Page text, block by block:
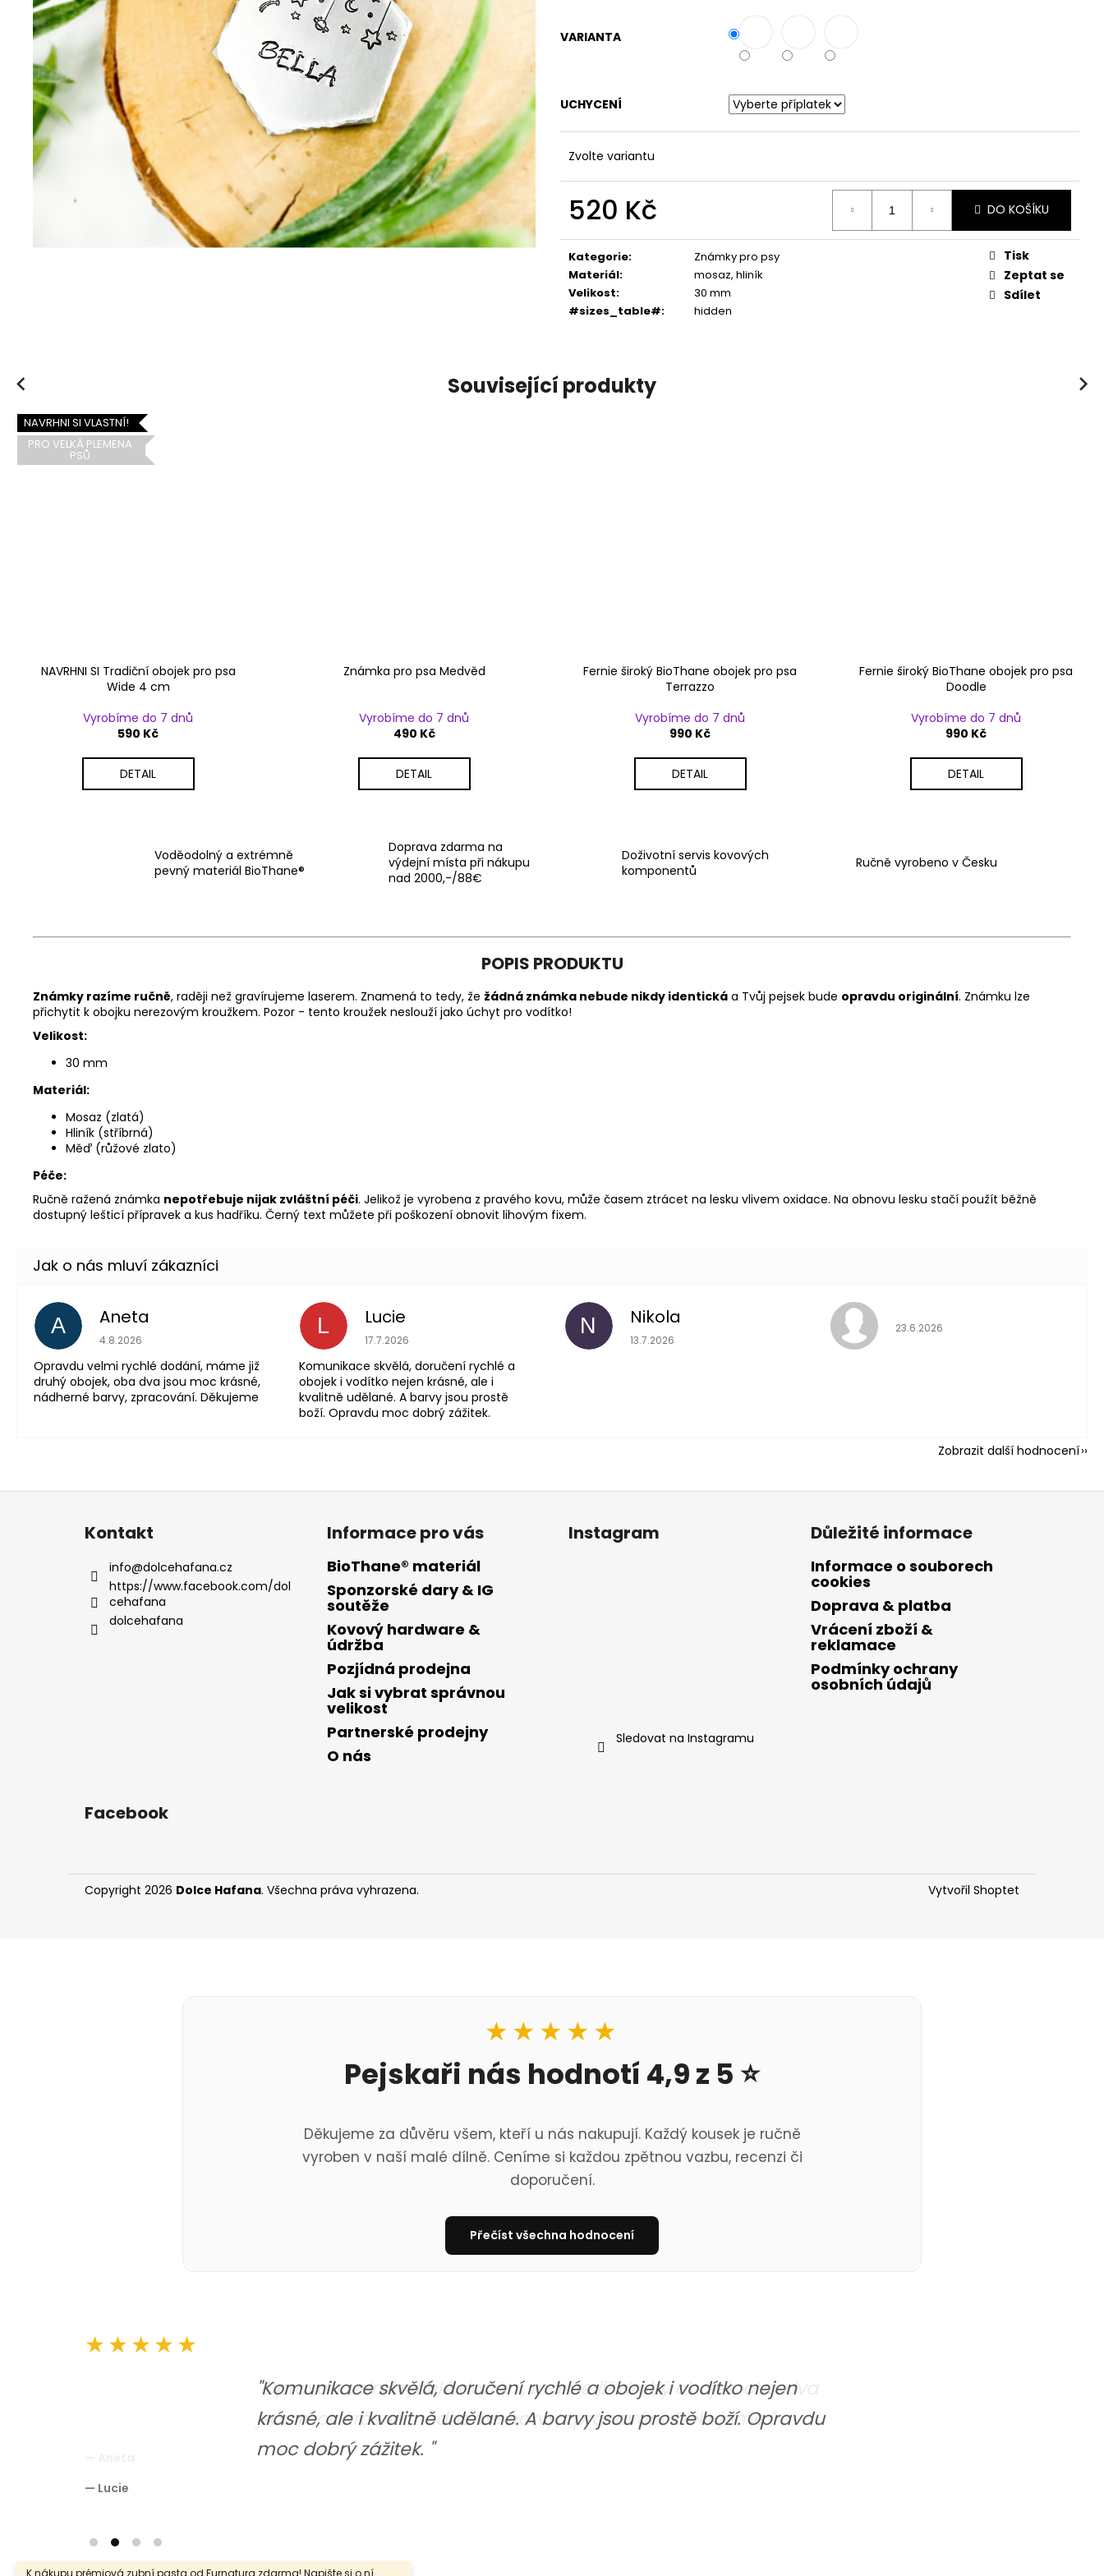
VARIANTA
UCHYCENÍ
Zvolte variantu
520 Kč
cena:
DO KOŠÍKU
Kategorie:
Známky pro psy
Materiál:
mosaz, hliník
Velikost:
30 mm
#sizes_table#: hidden
Tisk
Zeptat se
Sdílet
Související produkty
Previous
NAVRHNI SI VLASTNÍ!
PRO VELKÁ PLEMENA
PSŮ
NAVRHNI SI Tradiční obojek pro psa
Wide 4 cm
Vyrobíme do 7 dnů
590 Kč
DETAIL
Známka pro psa Medvěd
Vyrobíme do 7 dnů
490 Kč
DETAIL
Fernie široký BioThane obojek pro psa
Terrazzo
Vyrobíme do 7 dnů
990 Kč
DETAIL
Fernie široký BioThane obojek pro psa
Doodle
Vyrobíme do 7 dnů
990 Kč
DETAIL
Next
Voděodolný a extrémně
pevný materiál BioThane®
Doprava zdarma na
výdejní místa při nákupu
nad 2000,-/88€
Doživotní servis kovových
komponentů
Ručně vyrobeno v Česku
POPIS PRODUKTU
Známky razíme ručně, raději než gravírujeme laserem. Znamená to tedy, že žádná známka nebude nikdy identická a Tvůj pejsek bude opravdu originální. Známku lze
přichytit k obojku nerezovým kroužkem. Pozor - tento kroužek neslouží jako úchyt pro vodítko!
Velikost:
30 mm
Materiál:
Mosaz (zlatá)
Hliník (stříbrná)
Měď (růžové zlato)
Péče:
Ručně ražená známka nepotřebuje nijak zvláštní péči. Jelikož je vyrobena z pravého kovu, může časem ztrácet na lesku vlivem oxidace. Na obnovu lesku stačí použít běžně
dostupný lešticí přípravek a kus hadříku. Černý text můžete při poškození obnovit lihovým fixem.
A Aneta
Hodnocení obchodu je 5 z 5 hvězdiček.
4.8.2026
Opravdu velmi rychlé dodání, máme již
druhý obojek, oba dva jsou moc krásné,
nádherné barvy, zpracování. Děkujeme
L Lucie
Hodnocení obchodu je 5 z 5 hvězdiček.
17.7.2026
Komunikace skvělá, doručení rychlé a
obojek i vodítko nejen krásné, ale i
kvalitně udělané. A barvy jsou prostě
boží. Opravdu moc dobrý zážitek.
N Nikola
Hodnocení obchodu je 5 z 5
13.7.2026 Hodnocení
23.6.2026
Zobrazit další hodnocení
Kontakt
info@dolcehafana.cz
https://www.facebook.com/dol
cehafana
dolcehafana
Informace pro vás
BioThane® materiál
Sponzorské dary & IG
soutěže
Kovový hardware &
údržba
Pozjídná prodejna
Jak si vybrat správnou
velikost
Partnerské prodejny
O nás
Instagram
Sledovat na Instagramu
Důležité informace
Informace o souborech
cookies
Doprava & platba
Vrácení zboží &
reklamace
Podmínky ochrany
osobních údajů
Facebook
Vytvořil Shoptet
Copyright 2026 Dolce Hafana. Všechna práva vyhrazena.
★★★★★
Pejskaři nás hodnotí 4,9 z 5 ⭐
Děkujeme za důvěru všem, kteří u nás nakupují. Každý kousek je ručně
vyroben v naší malé dílně. Ceníme si každou zpětnou vazbu, recenzi či
doporučení.
Přečíst všechna hodnocení
★★★★★
"Komunikace skvělá, doručení rychlé a obojek i vodítko nejen
krásné, ale i kvalitně udělané. A barvy jsou prostě boží. Opravdu
moc dobrý zážitek. "
— Lucie